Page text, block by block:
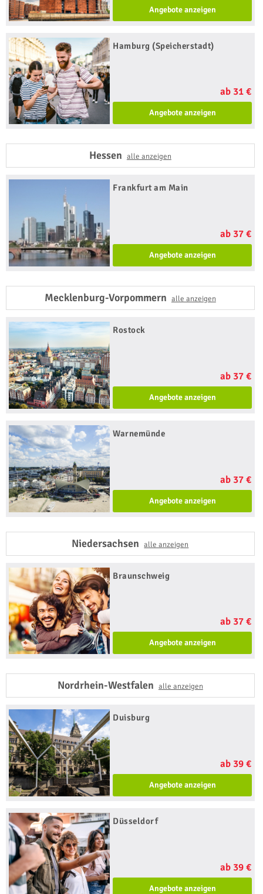
Angebote anzeigen
Hamburg (Speicherstadt)
ab 31 €
Angebote anzeigen
Hessen alle anzeigen
Frankfurt am Main
ab 37 €
Angebote anzeigen
Mecklenburg-Vorpommern alle anzeigen
Rostock
ab 37 €
Angebote anzeigen
Warnemünde
ab 37 €
Angebote anzeigen
Niedersachsenalle anzeigen
Braunschweig
ab 37 €
Angebote anzeigen
Nordrhein-Westfalen alle anzeigen
Duisburg
ab 39 €
Angebote anzeigen
Düsseldorf
ab 39 €
Angebote anzeigen